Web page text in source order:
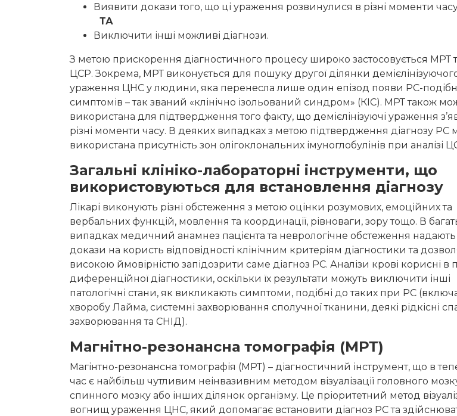
Виявити докази того, що ці ураження розвинулися в різні моменти
ТА
Виключити інші можливі діагнози.
З метою прискорення діагностичного процесу широко застосовується МРТ
ЦСР. Зокрема, МРТ виконується для пошуку другої ділянки
ураження ЦНС у людини, яка перенесла лише один епізод появи РС-
симптомів – так званий «клінічно ізольований синдром» (КІС). МРТ також
використана для підтвердження того факту, що демієлінізуючі ураження
різні моменти часу. В деяких випадках з метою підтвердження діагнозу РС
використана присутність зон олігоклональних імуноглобулінів при аналізі
Загальні клініко-лабораторні інструменти, що
використовуються для встановлення діагнозу
Лікарі виконують різні обстеження з метою оцінки розумових, емоційних та
вербальних функцій, мовлення та координації, рівноваги, зору тощо. В
випадках медичний анамнез пацієнта та неврологічне обстеження надають
докази на користь відповідності клінічним критеріям діагностики та
високою ймовірністю запідозрити саме діагноз РС. Аналізи крові корисні в
диференційної діагностики, оскільки їх результати можуть виключити інші
патологічні стани, як викликають симптоми, подібні до таких при РС
хворобу Лайма, системні захворювання сполучної тканини, деякі рідкісні
захворювання та СНІД).
Магнітно-резонансна томографія (MРТ)
Магінтно-резонансна томографія (МРТ) – діагностичний інструмент, що в
час є найбільш чутливим неінвазивним методом візуалізації головного
спинного мозку або інших ділянок організму. Це пріоритетний метод
вогнищ ураження ЦНС, який допомагає встановити діагноз РС та